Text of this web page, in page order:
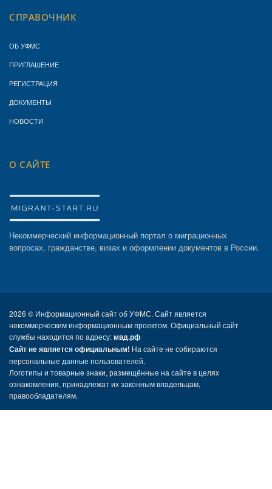
СПРАВОЧНИК
ОБ УФМС
ПРИГЛАШЕНИЕ
РЕГИСТРАЦИЯ
ДОКУМЕНТЫ
НОВОСТИ
О САЙТЕ
Некоммерческий информационный портал о миграционных
вопросах, гражданстве, визах и оформлении документов в России.
2026 © Информационный сайт об УФМС. Сайт является
некоммерческим информационным проектом. Официальный сайт
службы находится по адресу:мвд.рф
Сайт не является официальным! На сайте не собираются
персональные данные пользователей.
Логотипы и товарные знаки, размещённые на сайте в целях
ознакомления, принадлежат их законным владельцам,
правообладателям.